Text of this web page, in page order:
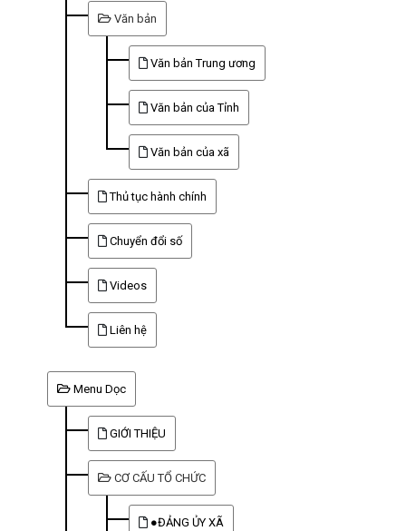
Văn bản
Văn bản Trung ương
Văn bản của Tỉnh
Văn bản của xã
Thủ tục hành chính
Chuyển đổi số
Videos
Liên hệ
Menu Dọc
GIỚI THIỆU
CƠ CẤU TỔ CHỨC
●ĐẢNG ỦY XÃ